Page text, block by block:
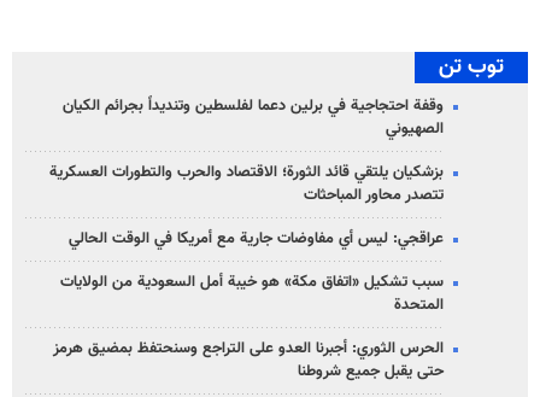
توب تن
وقفة احتجاجية في برلين دعما لفلسطين وتنديداً بجرائم الكيان
الصهیوني
بزشكيان يلتقي قائد الثورة؛ الاقتصاد والحرب والتطورات العسكرية
تتصدر محاور المباحثات
عراقجي: ليس أي مفاوضات جارية مع أمريكا في الوقت الحالي
سبب تشكيل «اتفاق مكة» هو خيبة أمل السعودية من الولايات
المتحدة
الحرس الثوري: أجبرنا العدو على التراجع وسنحتفظ بمضيق هرمز
حتى يقبل جميع شروطنا